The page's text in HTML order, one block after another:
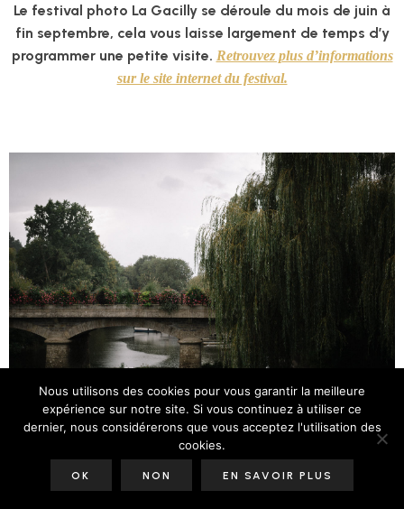
Le festival photo La Gacilly se déroule du mois de juin à
fin septembre, cela vous laisse largement de temps d’y
programmer une petite visite. Retrouvez plus d’informations
sur le site internet du festival.
Nous utilisons des cookies pour vous garantir la meilleure
expérience sur notre site. Si vous continuez à utiliser ce
dernier, nous considérerons que vous acceptez l'utilisation des
cookies.
OK NON EN SAVOIR PLUS